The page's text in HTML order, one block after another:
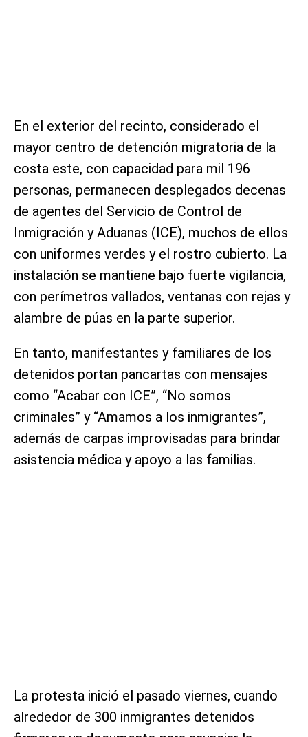
En el exterior del recinto, considerado el
mayor centro de detención migratoria de la
costa este, con capacidad para mil 196
personas, permanecen desplegados decenas
de agentes del Servicio de Control de
Inmigración y Aduanas (ICE), muchos de ellos
con uniformes verdes y el rostro cubierto. La
instalación se mantiene bajo fuerte vigilancia,
con perímetros vallados, ventanas con rejas y
alambre de púas en la parte superior.
En tanto, manifestantes y familiares de los
detenidos portan pancartas con mensajes
como “Acabar con ICE”, “No somos
criminales” y “Amamos a los inmigrantes”,
además de carpas improvisadas para brindar
asistencia médica y apoyo a las familias.
La protesta inició el pasado viernes, cuando
alrededor de 300 inmigrantes detenidos